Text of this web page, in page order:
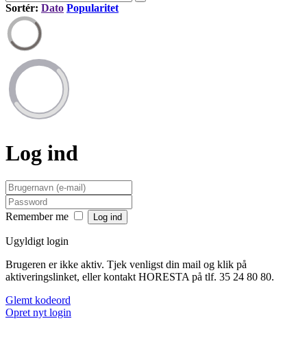
Sortér: Dato Popularitet
Log ind
Remember me
Ugyldigt login
Brugeren er ikke aktiv. Tjek venligst din mail og klik på
aktiveringslinket, eller kontakt HORESTA på tlf. 35 24 80 80.
Glemt kodeord
Opret nyt login